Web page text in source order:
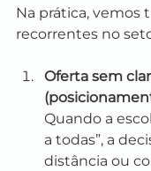
Na prática, vemos
recorrentes no
Oferta sem
Quando a
a todas”, a
distância ou